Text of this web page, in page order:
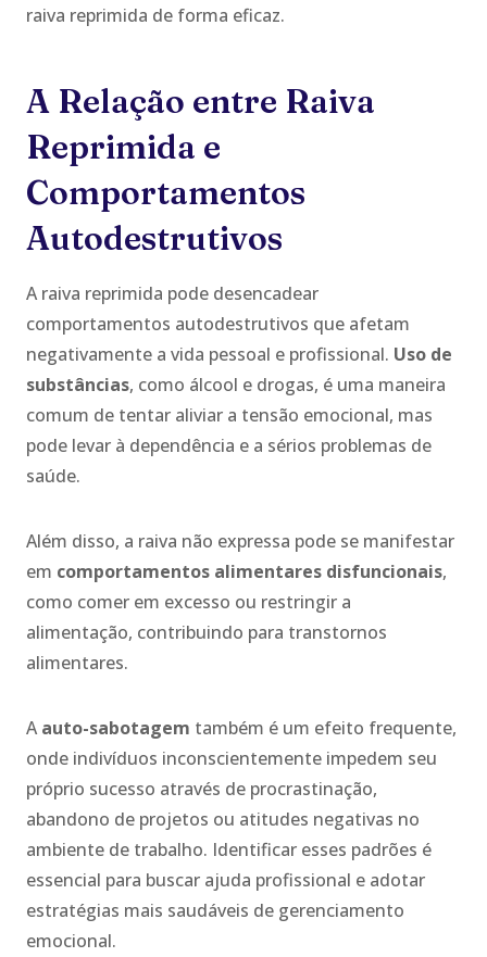
raiva reprimida de forma eficaz.
A Relação entre Raiva
Reprimida e
Comportamentos
Autodestrutivos
A raiva reprimida pode desencadear
comportamentos autodestrutivos que afetam
negativamente a vida pessoal e profissional. Uso de
substâncias, como álcool e drogas, é uma maneira
comum de tentar aliviar a tensão emocional, mas
pode levar à dependência e a sérios problemas de
saúde.
Além disso, a raiva não expressa pode se manifestar
em comportamentos alimentares disfuncionais,
como comer em excesso ou restringir a
alimentação, contribuindo para transtornos
alimentares.
Aauto-sabotagem também é um efeito frequente,
onde indivíduos inconscientemente impedem seu
próprio sucesso através de procrastinação,
abandono de projetos ou atitudes negativas no
ambiente de trabalho. Identificar esses padrões é
essencial para buscar ajuda profissional e adotar
estratégias mais saudáveis de gerenciamento
emocional.